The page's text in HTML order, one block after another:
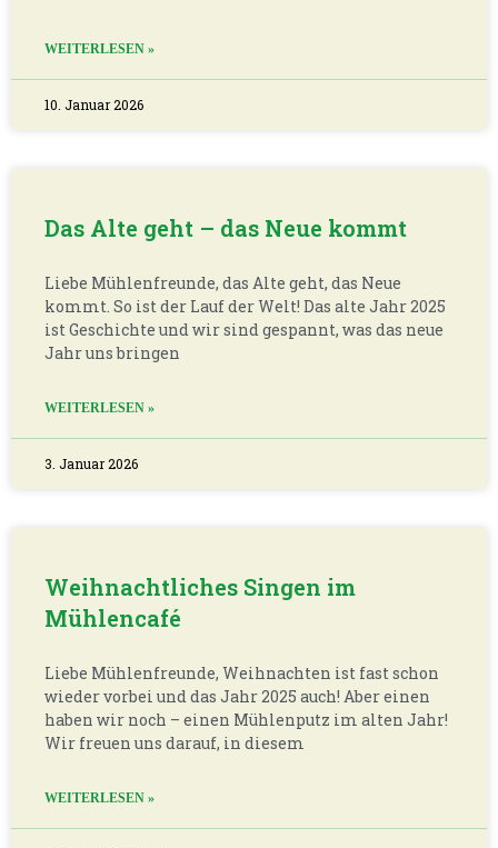
WEITERLESEN »
10. Januar 2026
Das Alte geht – das Neue kommt
Liebe Mühlenfreunde, das Alte geht, das Neue
kommt. So ist der Lauf der Welt! Das alte Jahr 2025
ist Geschichte und wir sind gespannt, was das neue
Jahr uns bringen
WEITERLESEN »
3. Januar 2026
Weihnachtliches Singen im
Mühlencafé
Liebe Mühlenfreunde, Weihnachten ist fast schon
wieder vorbei und das Jahr 2025 auch! Aber einen
haben wir noch – einen Mühlenputz im alten Jahr!
Wir freuen uns darauf, in diesem
WEITERLESEN »